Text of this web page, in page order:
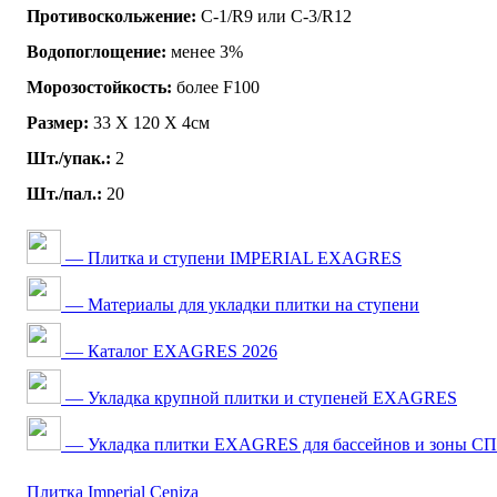
Противоскольжение: C-1/R9 или C-3/R12
Водопоглощение: менее 3%
Морозостойкость: более F100
Размер: 33 Х 120 Х 4см
Шт./упак.: 2
Шт./пал.: 20
— Плитка и ступени IMPERIAL EXAGRES
— Материалы для укладки плитки на ступени
— Каталог EXAGRES 2026
— Укладка крупной плитки и ступеней EXAGRES
— Укладка плитки EXAGRES для бассейнов и зоны
Плитка Imperial Ceniza